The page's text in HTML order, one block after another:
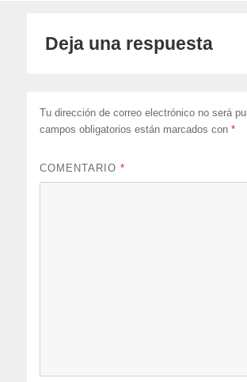
Deja una respuesta
Tu dirección de correo electrónico no será
campos obligatorios están marcados con*
COMENTARIO*